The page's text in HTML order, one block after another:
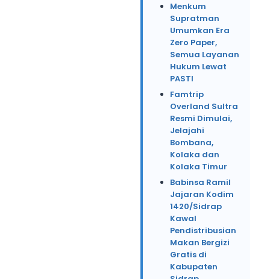
Menkum
Supratman
Umumkan Era
Zero Paper,
Semua Layanan
Hukum Lewat
PASTI
Famtrip
Overland Sultra
Resmi Dimulai,
Jelajahi
Bombana,
Kolaka dan
Kolaka Timur
Babinsa Ramil
Jajaran Kodim
1420/Sidrap
Kawal
Pendistribusian
Makan Bergizi
Gratis di
Kabupaten